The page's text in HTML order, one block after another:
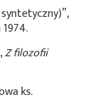
Z filozofii